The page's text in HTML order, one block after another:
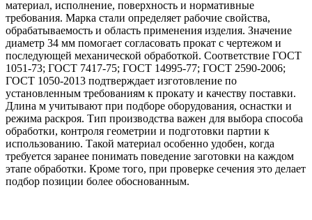
материал, исполнение, поверхность и нормативные
требования. Марка стали определяет рабочие свойства,
обрабатываемость и область применения изделия. Значение
диаметр 34 мм помогает согласовать прокат с чертежом и
последующей механической обработкой. Соответствие ГОСТ
1051-73; ГОСТ 7417-75; ГОСТ 14995-77; ГОСТ 2590-2006;
ГОСТ 1050-2013 подтверждает изготовление по
установленным требованиям к прокату и качеству поставки.
Длина м учитывают при подборе оборудования, оснастки и
режима раскроя. Тип производства важен для выбора способа
обработки, контроля геометрии и подготовки партии к
использованию. Такой материал особенно удобен, когда
требуется заранее понимать поведение заготовки на каждом
этапе обработки. Кроме того, при проверке сечения это делает
подбор позиции более обоснованным.